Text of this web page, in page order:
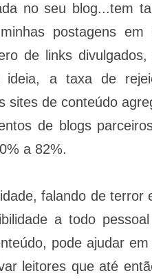
no seu blog...tem
postagens
de links
a taxa de
sites de conteúdo
de blogs
a 82%.
falando de
a todo
pode ajudar
leitores que até